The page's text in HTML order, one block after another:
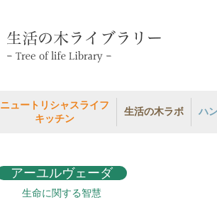
ニュートリシャスライフ
キッチン
生活の木ラボ ハ
アーユルヴェーダ
生命に関する智慧